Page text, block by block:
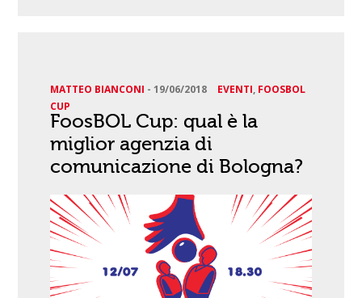
MATTEO BIANCONI -19/06/2018 EVENTI, FOOSBOL
CUP
FoosBOL Cup: qual è la
miglior agenzia di
comunicazione di Bologna?